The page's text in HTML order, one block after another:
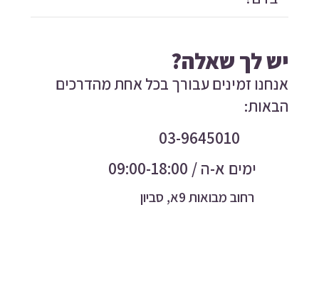
יש לך שאלה?
אנחנו זמינים עבורך בכל אחת מהדרכים
הבאות:
03-9645010
ימים א-ה / 09:00-18:00
רחוב מבואות 9א, סביון